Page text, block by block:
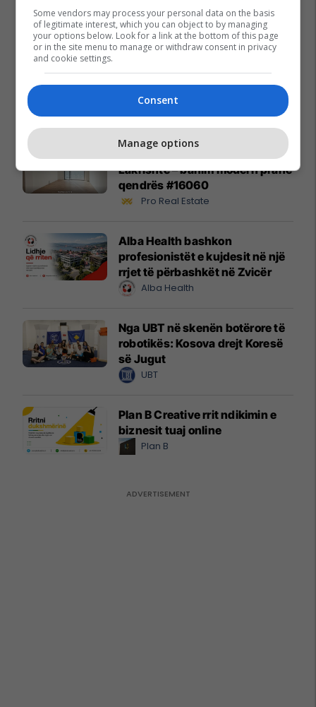
Promo Reklamo këtu
Banesë 98.96m² në shitje në
Lakrishtë – banim modern pranë
qendrës #16060
Pro Real Estate
Alba Health bashkon
profesionistët e kujdesit në një
rrjet të përbashkët në Zvicër
Alba Health
Nga UBT në skenën botërore të
robotikës: Kosova drejt Koresë
së Jugut
UBT
Plan B Creative rrit ndikimin e
biznesit tuaj online
Plan B
Some vendors may process your personal data on the basis
of legitimate interest, which you can object to by managing
your options below. Look for a link at the bottom of this page
or in the site menu to manage or withdraw consent in privacy
and cookie settings.
Consent
Manage options